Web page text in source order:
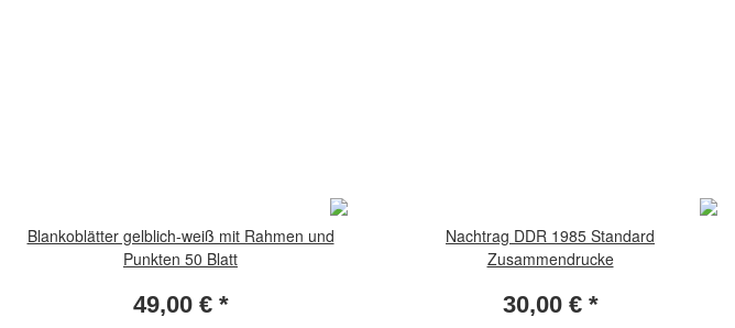
Blankoblätter gelblich-weiß mit Rahmen und
Punkten 50 Blatt
49,00 € *
Nachtrag DDR 1985 Standard
Zusammendrucke
30,00 € *